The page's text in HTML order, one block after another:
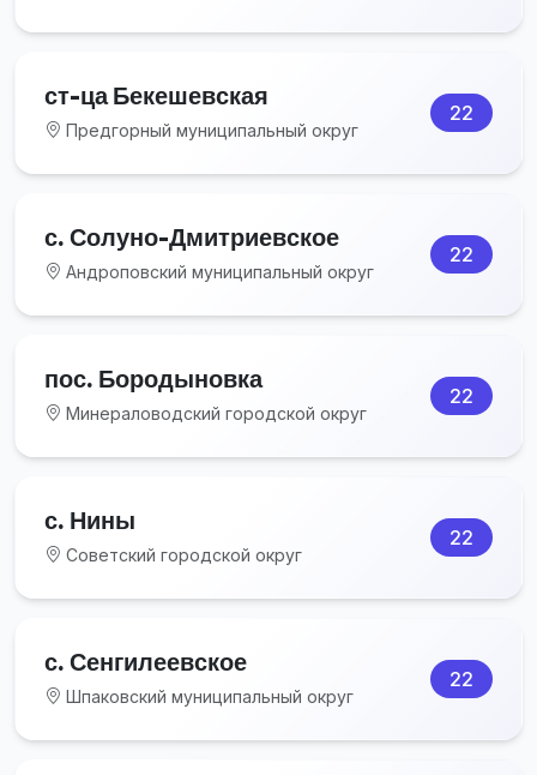
ст-ца Бекешевская
Предгорный муниципальный округ
22
с. Солуно-Дмитриевское
Андроповский муниципальный округ
22
пос. Бородыновка
Минераловодский городской округ
22
с. Нины
Советский городской округ
22
с. Сенгилеевское
Шпаковский муниципальный округ
22